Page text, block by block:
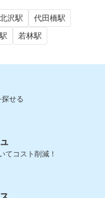
沢駅
代田橋駅
若林駅
せる
てコスト削減！